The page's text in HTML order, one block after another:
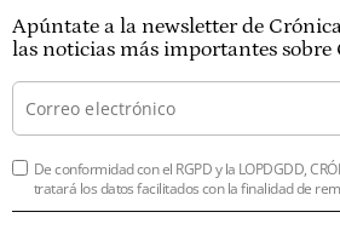
Apúntate a la newsletter de
las noticias más importantes sobre
De conformidad con el RGPD y la LOPDGDD,
tratará los datos facilitados con la finalidad de